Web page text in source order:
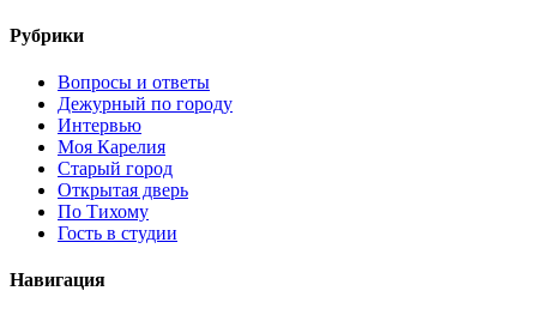
Рубрики
Вопросы и ответы
Дежурный по городу
Интервью
Моя Карелия
Старый город
Открытая дверь
По Тихому
Гость в студии
Навигация